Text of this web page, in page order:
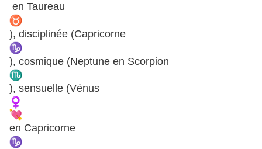
en Taureau
), disciplinée (Capricorne
), cosmique (Neptune en Scorpion
), sensuelle (Vénus
en Capricorne